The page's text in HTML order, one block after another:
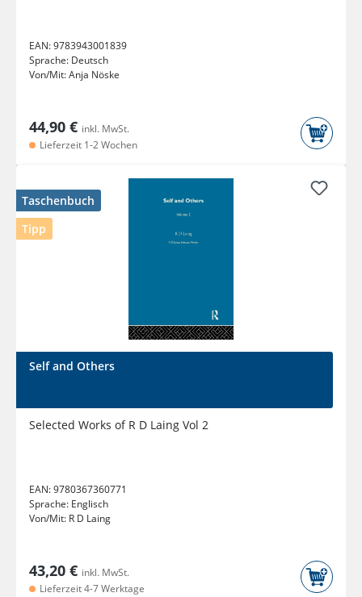
EAN:9783943001839
Sprache: Deutsch
Von/Mit:Anja Nöske
44,90 € inkl. MwSt.
Lieferzeit 1-2 Wochen
Taschenbuch
Tipp
Self and Others
Selected Works of R D Laing Vol 2
EAN:9780367360771
Sprache: Englisch
Von/Mit: R D Laing
43,20 € inkl. MwSt.
Lieferzeit 4-7 Werktage